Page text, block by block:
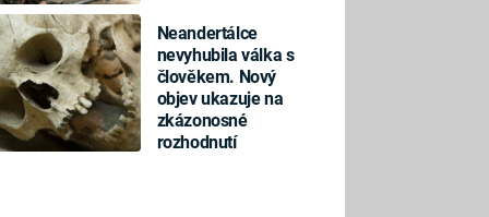
Neandertálce
nevyhubila válka s
člověkem. Nový
objev ukazuje na
zkázonosné
rozhodnutí